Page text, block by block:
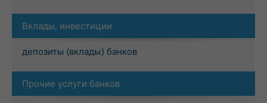
Вклады, инвестиции
депозиты (вклады) банков
Прочие услуги банков